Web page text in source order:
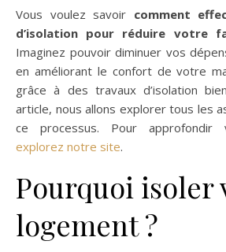
Vous voulez savoir comment
d’isolation pour réduire votre
Imaginez pouvoir diminuer vos
en améliorant le confort de votre
grâce à des travaux d’isolation
article, nous allons explorer tous les
ce processus. Pour approfondir
explorez notre site.
Pourquoi isoler
logement ?